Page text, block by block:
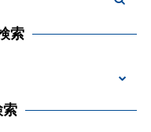
索
索